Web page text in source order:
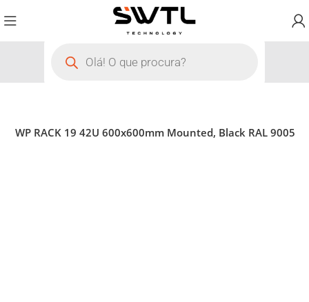
WP RACK 19 42U 600x600mm Mounted, Black RAL 9005